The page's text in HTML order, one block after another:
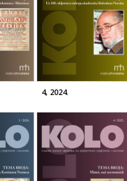
4, 2024.